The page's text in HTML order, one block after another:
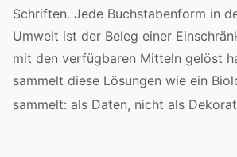
Schriften. Jede Buchstabenform in
Umwelt ist der Beleg einer
mit den verfügbaren Mitteln gelöst
sammelt diese Lösungen wie ein
sammelt: als Daten, nicht als